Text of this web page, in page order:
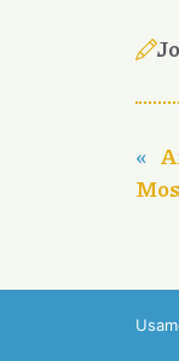
«